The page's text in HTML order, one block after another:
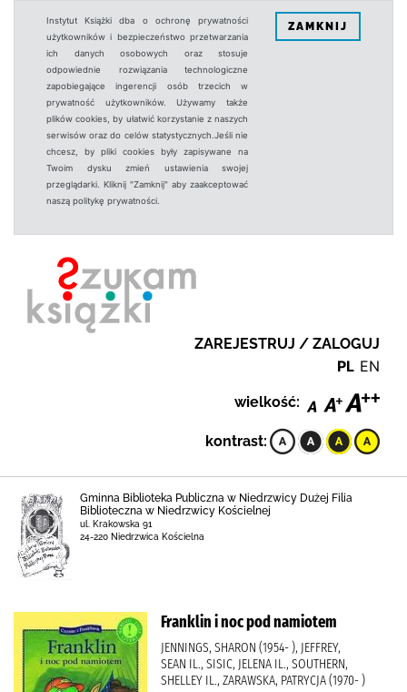
Instytut Książki dba o ochronę prywatności
użytkowników i bezpieczeństwo przetwarzania
ich danych osobowych oraz stosuje
odpowiednie rozwiązania technologiczne
zapobiegające ingerencji osób trzecich w
prywatność użytkowników. Używamy także
plików cookies, by ułatwić korzystanie z naszych
serwisów oraz do celów statystycznych.Jeśli nie
chcesz, by pliki cookies były zapisywane na
Twoim dysku zmień ustawienia swojej
przeglądarki. Kliknij "Zamknij" aby zaakceptować
naszą politykę prywatności.
ZAMKNIJ
ZAREJESTRUJ / ZALOGUJ
PL EN
wielkość:
kontrast:
Gminna Biblioteka Publiczna w Niedrzwicy Dużej Filia
Biblioteczna w Niedrzwicy Kościelnej
ul. Krakowska 91
24-220 Niedrzwica Kościelna
Franklin i noc pod namiotem
JENNINGS, SHARON (1954- ), JEFFREY,
SEAN IL., SISIC, JELENA IL., SOUTHERN,
SHELLEY IL., ZARAWSKA, PATRYCJA (1970- )